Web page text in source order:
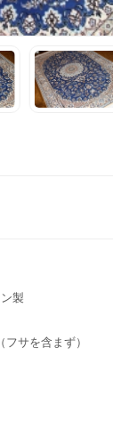
製
サを含まず）